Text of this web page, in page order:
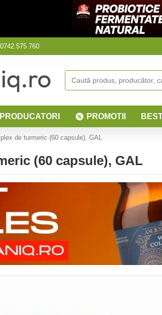
0742.575.760
PRODUCATORI PROMOTII
de turmeric (60 capsule), GAL
(60 capsule), GAL